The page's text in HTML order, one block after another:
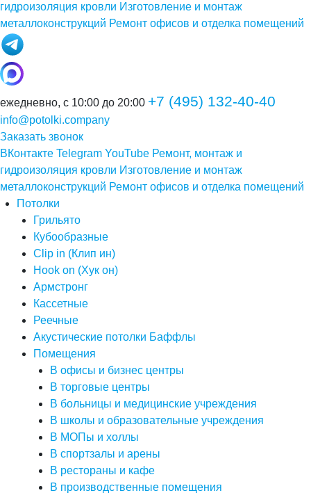
гидроизоляция кровли Изготовление и монтаж
металлоконструкций Ремонт офисов и отделка помещений
ежедневно, с 10:00 до 20:00 +7 (495) 132-40-40
info@potolki.company
Заказать звонок
ВКонтакте Telegram YouTube Ремонт, монтаж и
гидроизоляция кровли Изготовление и монтаж
металлоконструкций Ремонт офисов и отделка помещений
Потолки
Грильято
Кубообразные
Clip in (Клип ин)
Hook on (Хук он)
Армстронг
Кассетные
Реечные
Акустические потолки Баффлы
Помещения
В офисы и бизнес центры
В торговые центры
В больницы и медицинские учреждения
В школы и образовательные учреждения
В МОПы и холлы
В спортзалы и арены
В рестораны и кафе
В производственные помещения